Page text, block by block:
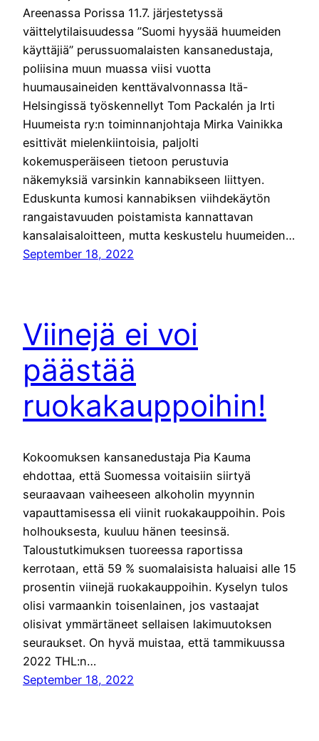
Areenassa Porissa 11.7. järjestetyssä
väittelytilaisuudessa ”Suomi hyysää huumeiden
käyttäjiä” perussuomalaisten kansanedustaja,
poliisina muun muassa viisi vuotta
huumausaineiden kenttävalvonnassa Itä-
Helsingissä työskennellyt Tom Packalén ja Irti
Huumeista ry:n toiminnanjohtaja Mirka Vainikka
esittivät mielenkiintoisia, paljolti
kokemusperäiseen tietoon perustuvia
näkemyksiä varsinkin kannabikseen liittyen.
Eduskunta kumosi kannabiksen viihdekäytön
rangaistavuuden poistamista kannattavan
kansalaisaloitteen, mutta keskustelu huumeiden…
September 18, 2022
Viinejä ei voi
päästää
ruokakauppoihin!
Kokoomuksen kansanedustaja Pia Kauma
ehdottaa, että Suomessa voitaisiin siirtyä
seuraavaan vaiheeseen alkoholin myynnin
vapauttamisessa eli viinit ruokakauppoihin. Pois
holhouksesta, kuuluu hänen teesinsä.
Taloustutkimuksen tuoreessa raportissa
kerrotaan, että 59 % suomalaisista haluaisi alle 15
prosentin viinejä ruokakauppoihin. Kyselyn tulos
olisi varmaankin toisenlainen, jos vastaajat
olisivat ymmärtäneet sellaisen lakimuutoksen
seuraukset. On hyvä muistaa, että tammikuussa
2022 THL:n…
September 18, 2022